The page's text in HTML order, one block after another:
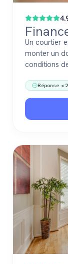
Un courtier
monter un
conditions
Réponse <